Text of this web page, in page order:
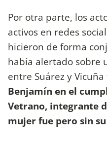
Por otra parte, los
activos en redes
hicieron de forma
había alertado sobre
entre Suárez y
Benjamín en el
Vetrano, integrante
mujer fue pero sin